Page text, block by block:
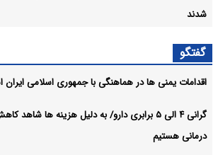
شدند
سیاسی: صدای انفجار در پاکدشت کنترل‌شده استگفتگو
اقدامات یمنی ها در هماهنگی با جمهوری اسلامی
گرانی ۴ الی ۵ برابری دارو/ به دلیل هزینه ها
درمانی هستیم